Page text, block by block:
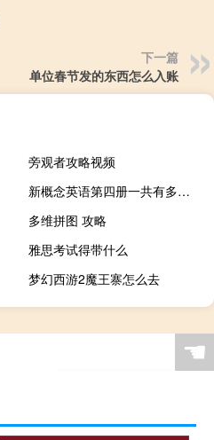
下一篇
单位春节发的东西怎么入账
旁观者攻略视频
新概念英语第四册一共有多少课啊谢
多维拼图 攻略
雅思考试得带什么
梦幻西游2魔王寨怎么去
☚